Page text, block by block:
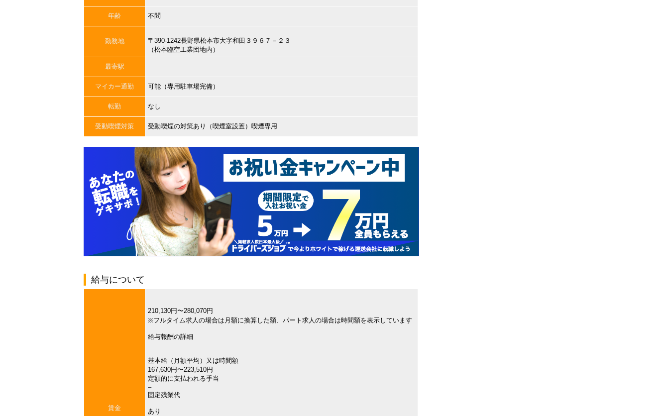
年齢 不問
勤務地
〒390-1242長野県松本市大字和田３９６７－２３
（松本臨空工業団地内）
最寄駅
マイカー通勤 可能（専用駐車場完備）
転勤 なし
受動喫煙対策 受動喫煙の対策あり（喫煙室設置）喫煙専用
給与について
賃金
210,130円〜280,070円
※フルタイム求人の場合は月額に換算した額、パート求人の場合は時間額を表示しています
給与報酬の詳細
基本給（月額平均）又は時間額
167,630円〜223,510円
定額的に支払われる手当
–
固定残業代
あり